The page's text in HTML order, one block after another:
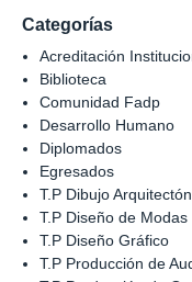
Categorías
Acreditación
Biblioteca
Comunidad Fadp
Desarrollo Humano
Diplomados
Egresados
T.P Dibujo
T.P Diseño de Modas
T.P Diseño Gráfico
T.P Producción de